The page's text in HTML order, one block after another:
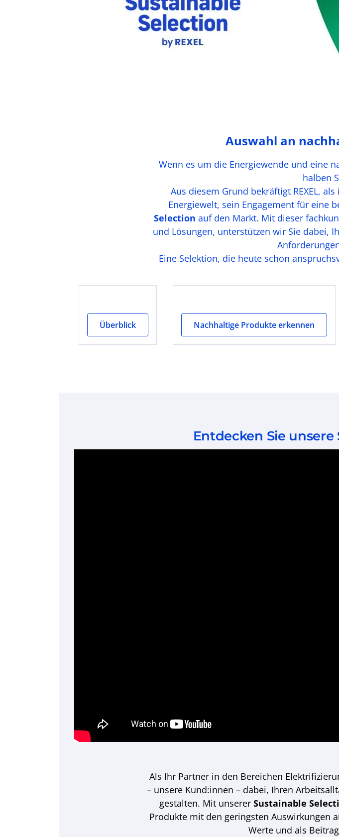
Auswahl an
Wenn es um die Energiewende und eine
halben
Aus diesem Grund bekräftigt REXEL,
Energiewelt, sein Engagement für eine
Selection auf den Markt. Mit dieser
und Lösungen, unterstützen wir Sie dabei,
Eine Selektion, die heute schon
Überblick Nachhaltige Produkte erkennen
Entdecken Sie
Als Ihr Partner in den Bereichen
– unsere Kund:innen – dabei, Ihren
gestalten. Mit unserer Sustainable
Produkte mit den geringsten Auswirkungen
Werte und als